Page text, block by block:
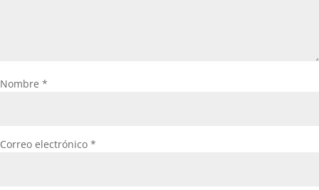
Nombre *
Correo electrónico *